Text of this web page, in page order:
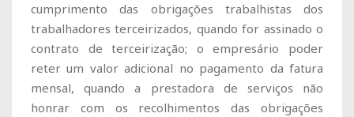
cumprimento das obrigações trabalhistas dos
trabalhadores terceirizados, quando for assinado o
contrato de terceirização; o empresário poder
reter um valor adicional no pagamento da fatura
mensal, quando a prestadora de serviços não
honrar com os recolhimentos das obrigações